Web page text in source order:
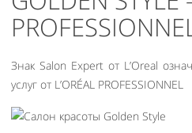
Знак Salon Expert от L’Oreal
услуг от L’ORÉAL PROFESSIONNEL